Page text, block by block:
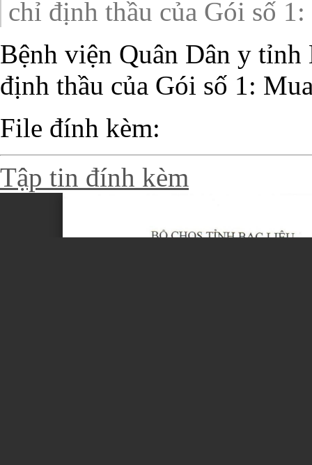
chỉ định thầu của Gói số
Bệnh viện Quân Dân y
định thầu của Gói số 1:
File đính kèm:
Tập tin đính kèm